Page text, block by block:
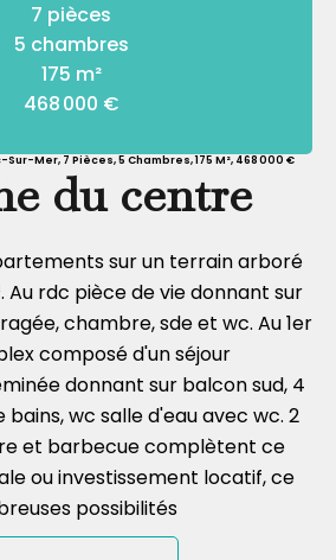
7 pièces
5 chambres
175 m²
468 000 €
Mer, 7 Pièces, 5 Chambres, 175 M², 468 000 €
du centre
sur un terrain arboré
Au rdc pièce de vie donnant sur
chambre, sde et wc. Au 1er
composé d'un séjour
donnant sur balcon sud, 4
wc salle d'eau avec wc. 2
et barbecue complètent ce
ou investissement locatif, ce
possibilités